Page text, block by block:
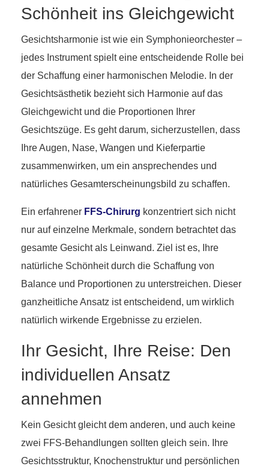
Schönheit ins Gleichgewicht
Gesichtsharmonie ist wie ein Symphonieorchester –
jedes Instrument spielt eine entscheidende Rolle bei
der Schaffung einer harmonischen Melodie. In der
Gesichtsästhetik bezieht sich Harmonie auf das
Gleichgewicht und die Proportionen Ihrer
Gesichtszüge. Es geht darum, sicherzustellen, dass
Ihre Augen, Nase, Wangen und Kieferpartie
zusammenwirken, um ein ansprechendes und
natürliches Gesamterscheinungsbild zu schaffen.
Ein erfahrener FFS-Chirurg konzentriert sich nicht
nur auf einzelne Merkmale, sondern betrachtet das
gesamte Gesicht als Leinwand. Ziel ist es, Ihre
natürliche Schönheit durch die Schaffung von
Balance und Proportionen zu unterstreichen. Dieser
ganzheitliche Ansatz ist entscheidend, um wirklich
natürlich wirkende Ergebnisse zu erzielen.
Ihr Gesicht, Ihre Reise: Den
individuellen Ansatz
annehmen
Kein Gesicht gleicht dem anderen, und auch keine
zwei FFS-Behandlungen sollten gleich sein. Ihre
Gesichtsstruktur, Knochenstruktur und persönlichen